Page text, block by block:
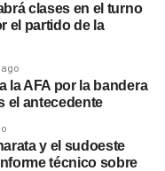
clases en el turno
el partido de la
la AFA por la bandera
el antecedente
y el sudoeste
técnico sobre